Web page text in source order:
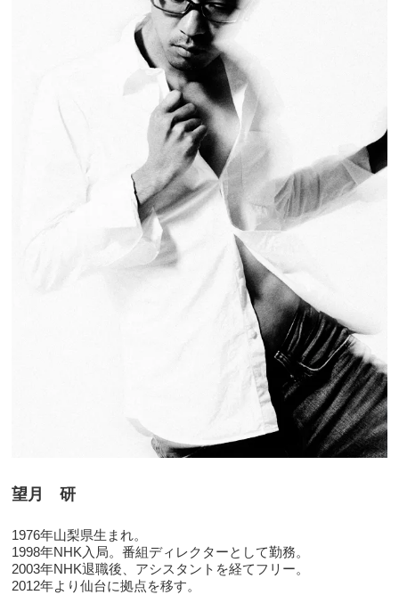
望月 研
1976年山梨県生まれ。
1998年NHK入局。番組ディレクターとして勤務。
2003年NHK退職後、アシスタントを経てフリー。
2012年より仙台に拠点を移す。